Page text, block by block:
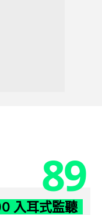
89
入耳式監聽